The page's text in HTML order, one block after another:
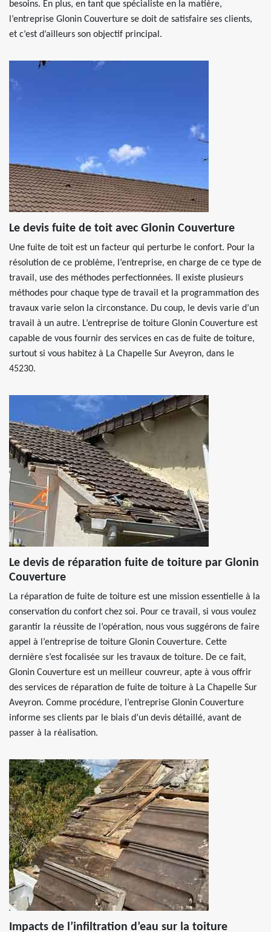
besoins. En plus, en tant que spécialiste en la matière,
l’entreprise Glonin Couverture se doit de satisfaire ses clients,
et c’est d’ailleurs son objectif principal.
Le devis fuite de toit avec Glonin Couverture
Une fuite de toit est un facteur qui perturbe le confort. Pour la
résolution de ce problème, l’entreprise, en charge de ce type de
travail, use des méthodes perfectionnées. Il existe plusieurs
méthodes pour chaque type de travail et la programmation des
travaux varie selon la circonstance. Du coup, le devis varie d’un
travail à un autre. L’entreprise de toiture Glonin Couverture est
capable de vous fournir des services en cas de fuite de toiture,
surtout si vous habitez à La Chapelle Sur Aveyron, dans le
45230.
Le devis de réparation fuite de toiture par Glonin
Couverture
La réparation de fuite de toiture est une mission essentielle à la
conservation du confort chez soi. Pour ce travail, si vous voulez
garantir la réussite de l’opération, nous vous suggérons de faire
appel à l’entreprise de toiture Glonin Couverture. Cette
dernière s’est focalisée sur les travaux de toiture. De ce fait,
Glonin Couverture est un meilleur couvreur, apte à vous offrir
des services de réparation de fuite de toiture à La Chapelle Sur
Aveyron. Comme procédure, l’entreprise Glonin Couverture
informe ses clients par le biais d’un devis détaillé, avant de
passer à la réalisation.
Impacts de l’infiltration d’eau sur la toiture